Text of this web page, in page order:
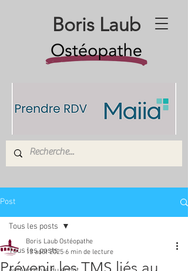
Boris Laub
Post
Tous les posts
Tous les posts
Boris Laub Ostéopathe
13 août 2025 6 min de lecture